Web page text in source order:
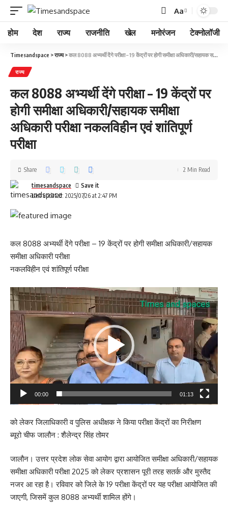
Aa
होम देश राज्य राजनीति खेल मनोरंजन टेक्नोलॉजी
Timesandspace >राज्य>कल 8088 अभ्यर्थी देंगे परीक्षा – 19 केंद्रों पर होगी समीक्षा अधिकारी/सहायक समीक्षा अधिकारी परीक्षा नकलविहीन एवं शांतिपूर्ण परीक्षा
राज्य
कल 8088 अभ्यर्थी देंगे परीक्षा – 19 केंद्रों पर
होगी समीक्षा अधिकारी/सहायक समीक्षा
अधिकारी परीक्षा नकलविहीन एवं शांतिपूर्ण
परीक्षा
Last updated: 2025/07/26 at 2:47 PM
timesandspace
Share 2 Min Read
कल 8088 अभ्यर्थी देंगे परीक्षा – 19 केंद्रों पर होगी समीक्षा अधिकारी/सहायक
समीक्षा अधिकारी परीक्षा
नकलविहीन एवं शांतिपूर्ण परीक्षा
Video
Player
00:00 01:13
को लेकर जिलाधिकारी व पुलिस अधीक्षक ने किया परीक्षा केंद्रों का निरीक्षण
ब्यूरो चीफ जालौन : शैलेन्द्र सिंह तोमर
जालौन। उत्तर प्रदेश लोक सेवा आयोग द्वारा आयोजित समीक्षा अधिकारी/सहायक
समीक्षा अधिकारी परीक्षा 2025 को लेकर प्रशासन पूरी तरह सतर्क और मुस्तैद
नजर आ रहा है। रविवार को जिले के 19 परीक्षा केंद्रों पर यह परीक्षा आयोजित की
जाएगी, जिसमें कुल 8088 अभ्यर्थी शामिल होंगे।